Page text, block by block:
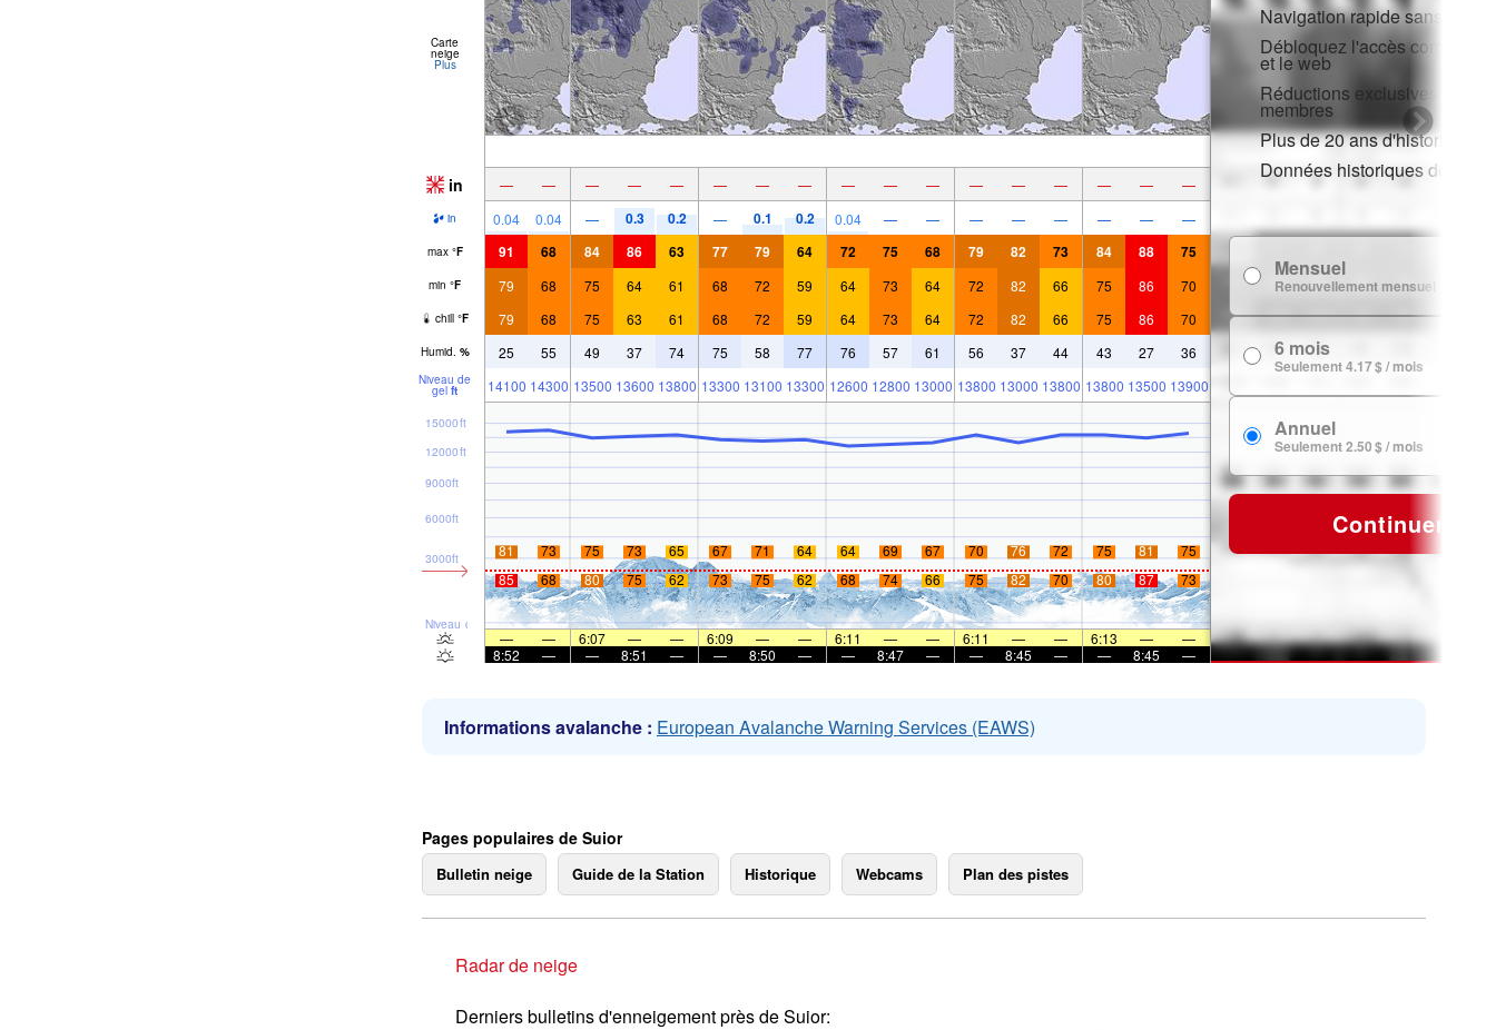
Carte
neige
Plus
in — — — — — — — — — — — — — — — — —
in 0.04 0.04 — 0.3 0.2 — 0.1 0.2 0.04 — — — — — — — —
max °F 91 68 84 86 63 77 79 64 72 75 68 79 82 73 84 88 75
min °F 79 68 75 64 61 68 72 59 64 73 64 72 82 66 75 86 70
chill °F 79 68 75 63 61 68 72 59 64 73 64 72 82 66 75 86 70
Humid. % 25 55 49 37 74 75 58 77 76 57 61 56 37 44 43 27 36
Niveau de
gel ft 14100 14300 13500 13600 13800 13300 13100 13300 12600 12800 13000 13800 13000 13800 13800 13500 13900
Niveau de la mer
3000ft
6000ft
9000ft
12000ft
15000ft
81 73 75 73 65 67 71 64 64 69 67 70 76 72 75 81
75
85
68 80 75 62 73 75 62 68 74 66 75 82 70 80 87 73
— — 6:07 — — 6:09 — — 6:11 — — 6:11 — — 6:13 —
—
8:52
— — 8:51 — — 8:50 — — 8:47 — — 8:45 — — 8:45 —
Navigation rapide sans
Débloquez l'accès complet
et le web
Réductions exclusives pour
membres
Plus de 20 ans d'historique
Données historiques de neige
Mensuel
Renouvellement mensuel
6 mois
Seulement 4.17 $ / mois
Annuel
Seulement 2.50 $ / mois
Continuer
Informations avalanche : European Avalanche Warning Services (EAWS)
Pages populaires de Suior
Bulletin neige Guide de la Station Historique Webcams Plan des pistes
Radar de neige
Derniers bulletins d'enneigement près de Suior: